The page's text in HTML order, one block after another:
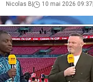
Nicolas B 10 mai 2026 09:37